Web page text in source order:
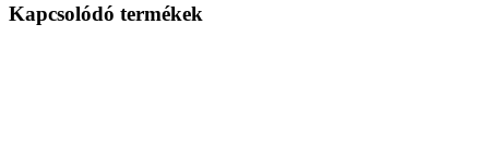
Kapcsolódó termékek